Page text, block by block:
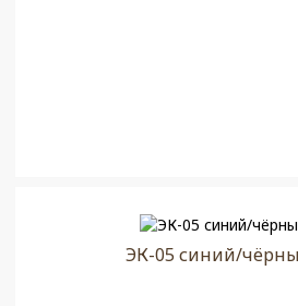
ЭК-05 синий/